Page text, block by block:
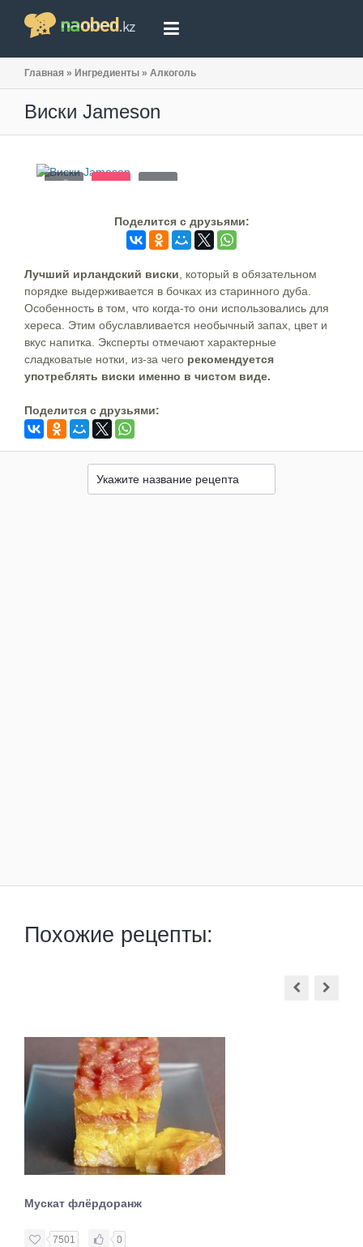
Главная » Ингредиенты » Алкоголь
Виски Jameson
Поделится c друзьями:
Лучший ирландский виски , который в обязательном
порядке выдерживается в бочках из старинного дуба.
Особенность в том, что когда-то они использовались для
хереса. Этим обуславливается необычный запах, цвет и
вкус напитка. Эксперты отмечают характерные
сладковатые нотки, из-за чего рекомендуется
употреблять виски именно в чистом виде.
Поделится c друзьями:
Похожие рецепты:
Мускат флёрдоранж
7501 0